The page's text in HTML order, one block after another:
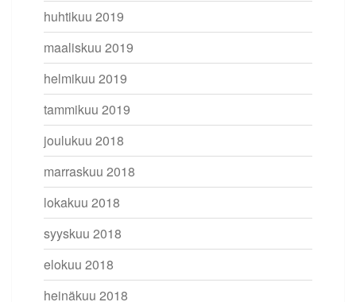
huhtikuu 2019
maaliskuu 2019
helmikuu 2019
tammikuu 2019
joulukuu 2018
marraskuu 2018
lokakuu 2018
syyskuu 2018
elokuu 2018
heinäkuu 2018